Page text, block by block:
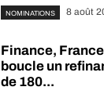
NOMINATIONS 8 août
Finance,
boucle un
de 180...